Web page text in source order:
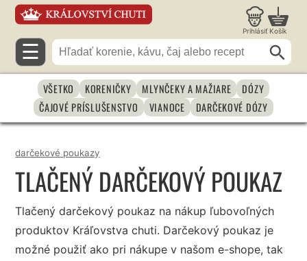
Prihlásiť Košík
☰
VŠETKO KORENIČKY MLYNČEKY A MAŽIARE
DÓZY
ČAJOVÉ PRÍSLUŠENSTVO
VIANOCE DARČEKOVÉ DÓZY
darčekové poukazy
TLAČENÝ DARČEKOVÝ POUKAZ
Tlačený darčekový poukaz na nákup ľubovoľných
produktov Kráľovstva chuti. Darčekový poukaz je
možné použiť ako pri nákupe v našom e-shope, tak